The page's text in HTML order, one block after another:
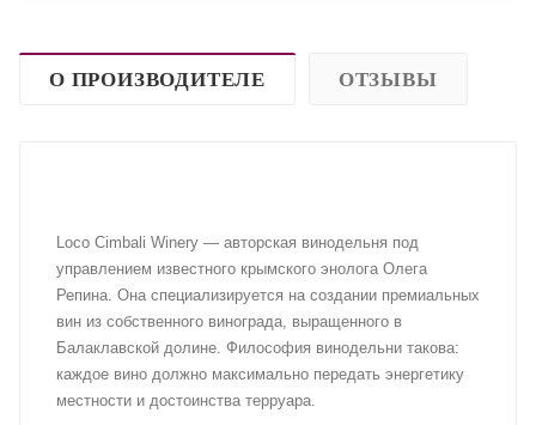
О ПРОИЗВОДИТЕЛЕ ОТЗЫВЫ
Loco Cimbali Winery — авторская винодельня под
управлением известного крымского энолога Олега
Репина. Она специализируется на создании премиальных
вин из собственного винограда, выращенного в
Балаклавской долине. Философия винодельни такова:
каждое вино должно максимально передать энергетику
местности и достоинства терруара.